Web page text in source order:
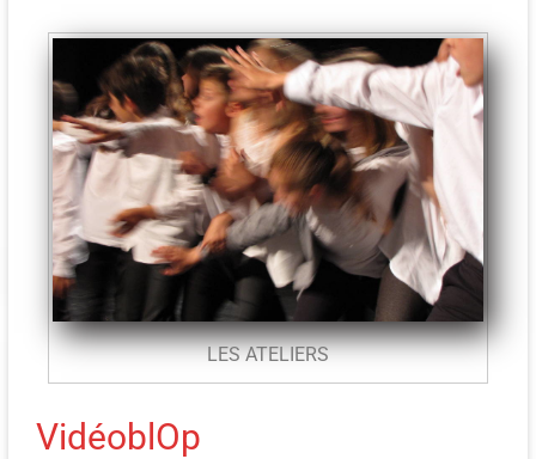
LES ATELIERS
VidéoblOp